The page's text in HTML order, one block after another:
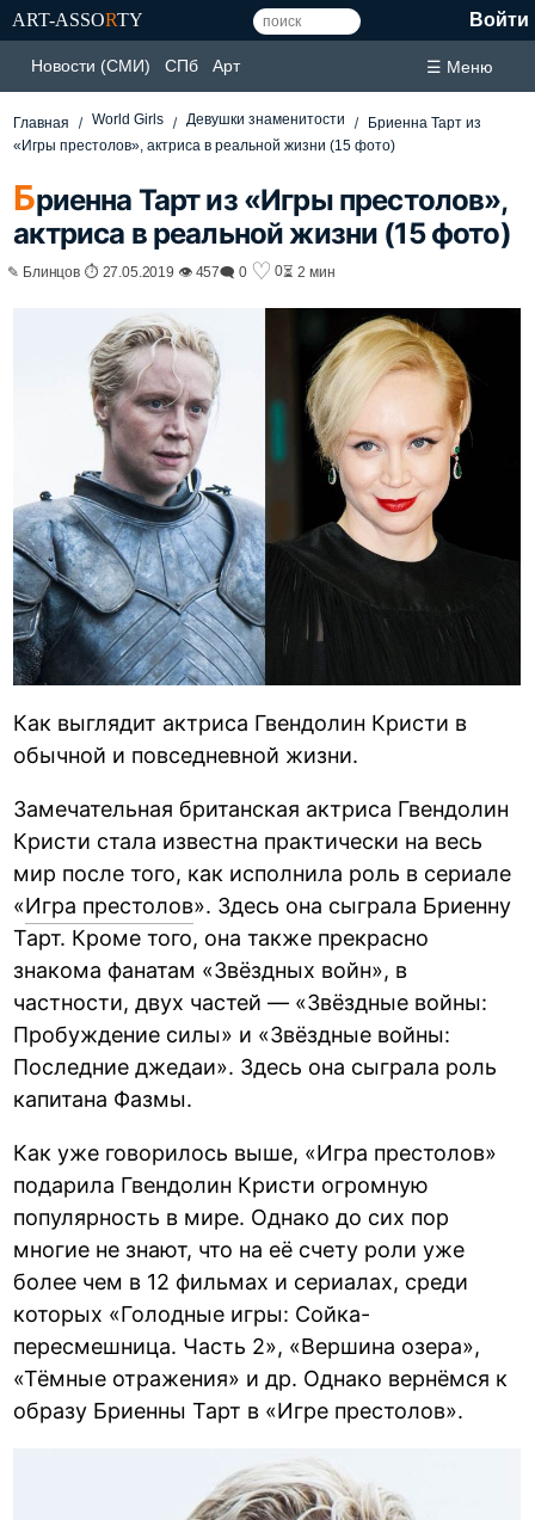
ART-ASSORTY Войти
Новости (СМИ) СПб Арт ☰ Меню
Главная World Girls Девушки знаменитости
Бриенна Тарт из
«Игры престолов», актриса в реальной жизни (15 фото)
Бриенна Тарт из «Игры престолов»,
актриса в реальной жизни (15 фото)
✎ Блинцов ⏱ 27.05.2019 👁 457🗨 0 ♡ 0⏳ 2 мин
Как выглядит актриса Гвендолин Кристи в
обычной и повседневной жизни.
Замечательная британская актриса Гвендолин
Кристи стала известна практически на весь
мир после того, как исполнила роль в сериале
«Игра престолов». Здесь она сыграла Бриенну
Тарт. Кроме того, она также прекрасно
знакома фанатам «Звёздных войн», в
частности, двух частей — «Звёздные войны:
Пробуждение силы» и «Звёздные войны:
Последние джедаи». Здесь она сыграла роль
капитана Фазмы.
Как уже говорилось выше, «Игра престолов»
подарила Гвендолин Кристи огромную
популярность в мире. Однако до сих пор
многие не знают, что на её счету роли уже
более чем в 12 фильмах и сериалах, среди
которых «Голодные игры: Сойка-
пересмешница. Часть 2», «Вершина озера»,
«Тёмные отражения» и др. Однако вернёмся к
образу Бриенны Тарт в «Игре престолов».